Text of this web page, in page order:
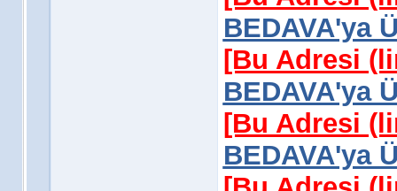
BEDAVA'ya
[Bu Adresi
BEDAVA'ya
[Bu Adresi
BEDAVA'ya